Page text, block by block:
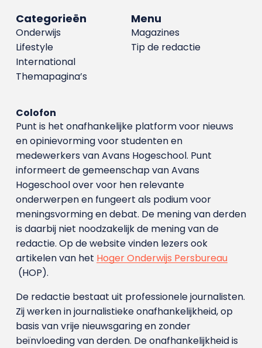
Menu
Magazines
Tip de redactie
Categorieën
Onderwijs
Lifestyle
International
Themapagina’s
Colofon
Punt is het onafhankelijke platform voor nieuws
en opinievorming voor studenten en
medewerkers van Avans Hoge­school. Punt
informeert de gemeenschap van Avans
Hogeschool over voor hen relevante
onderwerpen en fungeert als podium voor
meningsvorming en debat. De mening van derden
is daarbij niet noodzakelijk de mening van de
redactie. Op de website vinden lezers ook
artikelen van het Hoger Onderwijs Persbureau
(HOP).
De redactie bestaat uit professionele journalisten.
Zij werken in journalistieke onafhankelijkheid, op
basis van vrije nieuwsgaring en zonder
beïnvloeding van derden. De onafhankelijkheid is